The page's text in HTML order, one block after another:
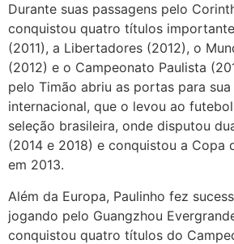
Durante suas passagens pelo
conquistou quatro títulos
(2011), a Libertadores (2012), o
(2012) e o Campeonato Paulista
pelo Timão abriu as portas para sua
internacional, que o levou ao
seleção brasileira, onde disputou
(2014 e 2018) e conquistou a Copa
em 2013.
Além da Europa, Paulinho fez
jogando pelo Guangzhou
conquistou quatro títulos do